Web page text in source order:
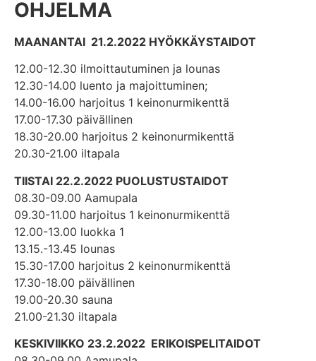
OHJELMA
MAANANTAI 21.2.2022 HYÖKKÄYSTAIDOT
12.00-12.30 ilmoittautuminen ja lounas
12.30-14.00 luento ja majoittuminen;
14.00-16.00 harjoitus 1 keinonurmikenttä
17.00-17.30 päivällinen
18.30-20.00 harjoitus 2 keinonurmikenttä
20.30-21.00 iltapala
TIISTAI 22.2.2022 PUOLUSTUSTAIDOT
08.30-09.00 Aamupala
09.30-11.00 harjoitus 1 keinonurmikenttä
12.00-13.00 luokka 1
13.15.-13.45 lounas
15.30-17.00 harjoitus 2 keinonurmikenttä
17.30-18.00 päivällinen
19.00-20.30 sauna
21.00-21.30 iltapala
KESKIVIIKKO 23.2.2022 ERIKOISPELITAIDOT